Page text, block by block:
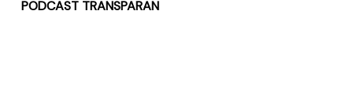
PODCAST TRANSPARAN